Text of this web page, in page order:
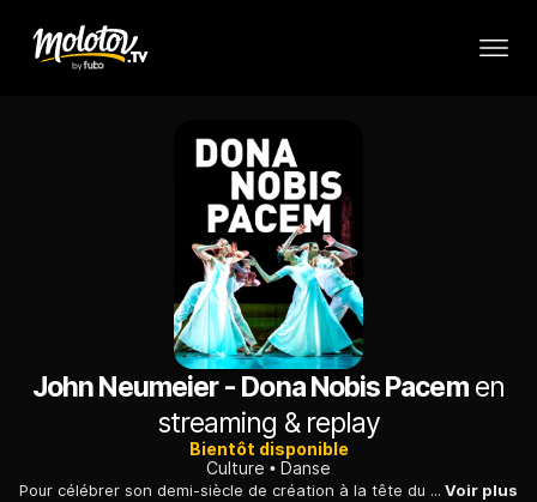
John Neumeier - Dona Nobis Pacemen
streaming & replay
Bientôt disponible
Culture
Danse
Pour célébrer son demi-siècle de création à la tête du Ballet de Hambourg, John Neumeier signe, avec cette chorégraphie inspirée par l'œuvre de Bach, un appel à la paix, intérieure comme dans le monde. Voir plus